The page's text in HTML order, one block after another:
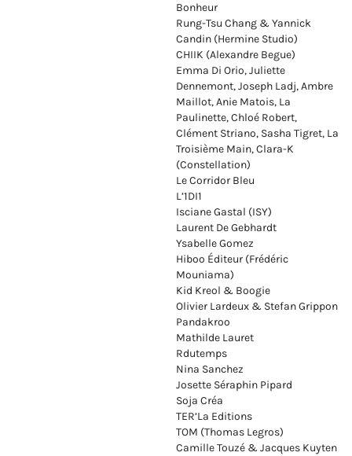
Bonheur
Rung-Tsu Chang & Yannick
Candin (Hermine Studio)
CHIIK (Alexandre Begue)
Emma Di Orio, Juliette
Dennemont, Joseph Ladj, Ambre
Maillot, Anie Matois, La
Paulinette, Chloé Robert,
Clément Striano, Sasha Tigret, La
Troisième Main, Clara-K
(Constellation)
Le Corridor Bleu
L’1DI1
Isciane Gastal (ISY)
Laurent De Gebhardt
Ysabelle Gomez
Hiboo Éditeur (Frédéric
Mouniama)
Kid Kreol & Boogie
Olivier Lardeux & Stefan Grippon
Pandakroo
Mathilde Lauret
Rdutemps
Nina Sanchez
Josette Séraphin Pipard
Soja Créa
TER’La Editions
TOM (Thomas Legros)
Camille Touzé & Jacques Kuyten